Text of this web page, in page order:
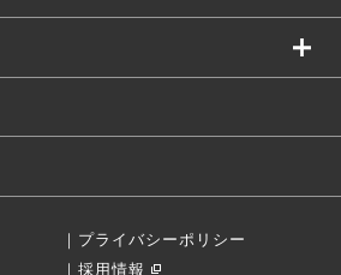
｜ プライバシーポリシー
｜採用情報